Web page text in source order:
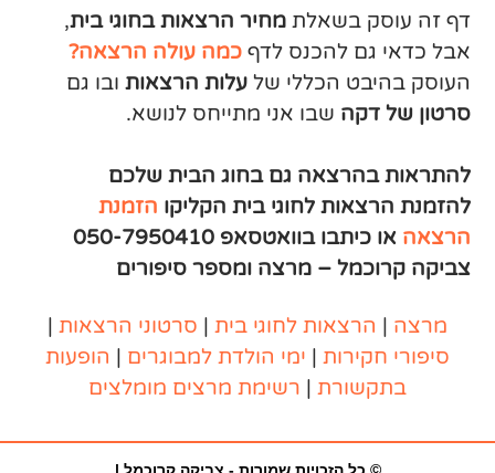
דף זה עוסק בשאלתמחיר הרצאות בחוגי בית,
אבל כדאי גם להכנס לדףכמה עולה הרצאה?
העוסק בהיבט הכללי שלעלות הרצאות ובו גם
סרטון של דקה שבו אני מתייחס לנושא.
להתראות בהרצאה גם בחוג הבית שלכם
להזמנת הרצאות לחוגי בית הקליקו הזמנת
הרצאה או כיתבו בוואטסאפ 050-7950410
צביקה קרוכמל – מרצה ומספר סיפורים
מרצה | הרצאות לחוגי בית | סרטוני הרצאות |
סיפורי חקירות | ימי הולדת למבוגרים | הופעות
בתקשורת | רשימת מרצים מומלצים